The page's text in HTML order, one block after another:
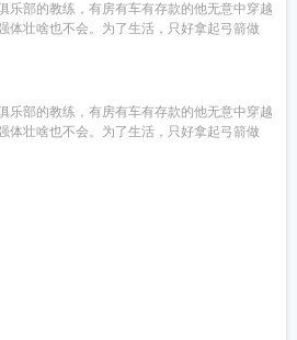
乐部的教练，有房有车有存款的他无意中穿越
体壮啥也不会。为了生活，只好拿起弓箭做
乐部的教练，有房有车有存款的他无意中穿越
体壮啥也不会。为了生活，只好拿起弓箭做